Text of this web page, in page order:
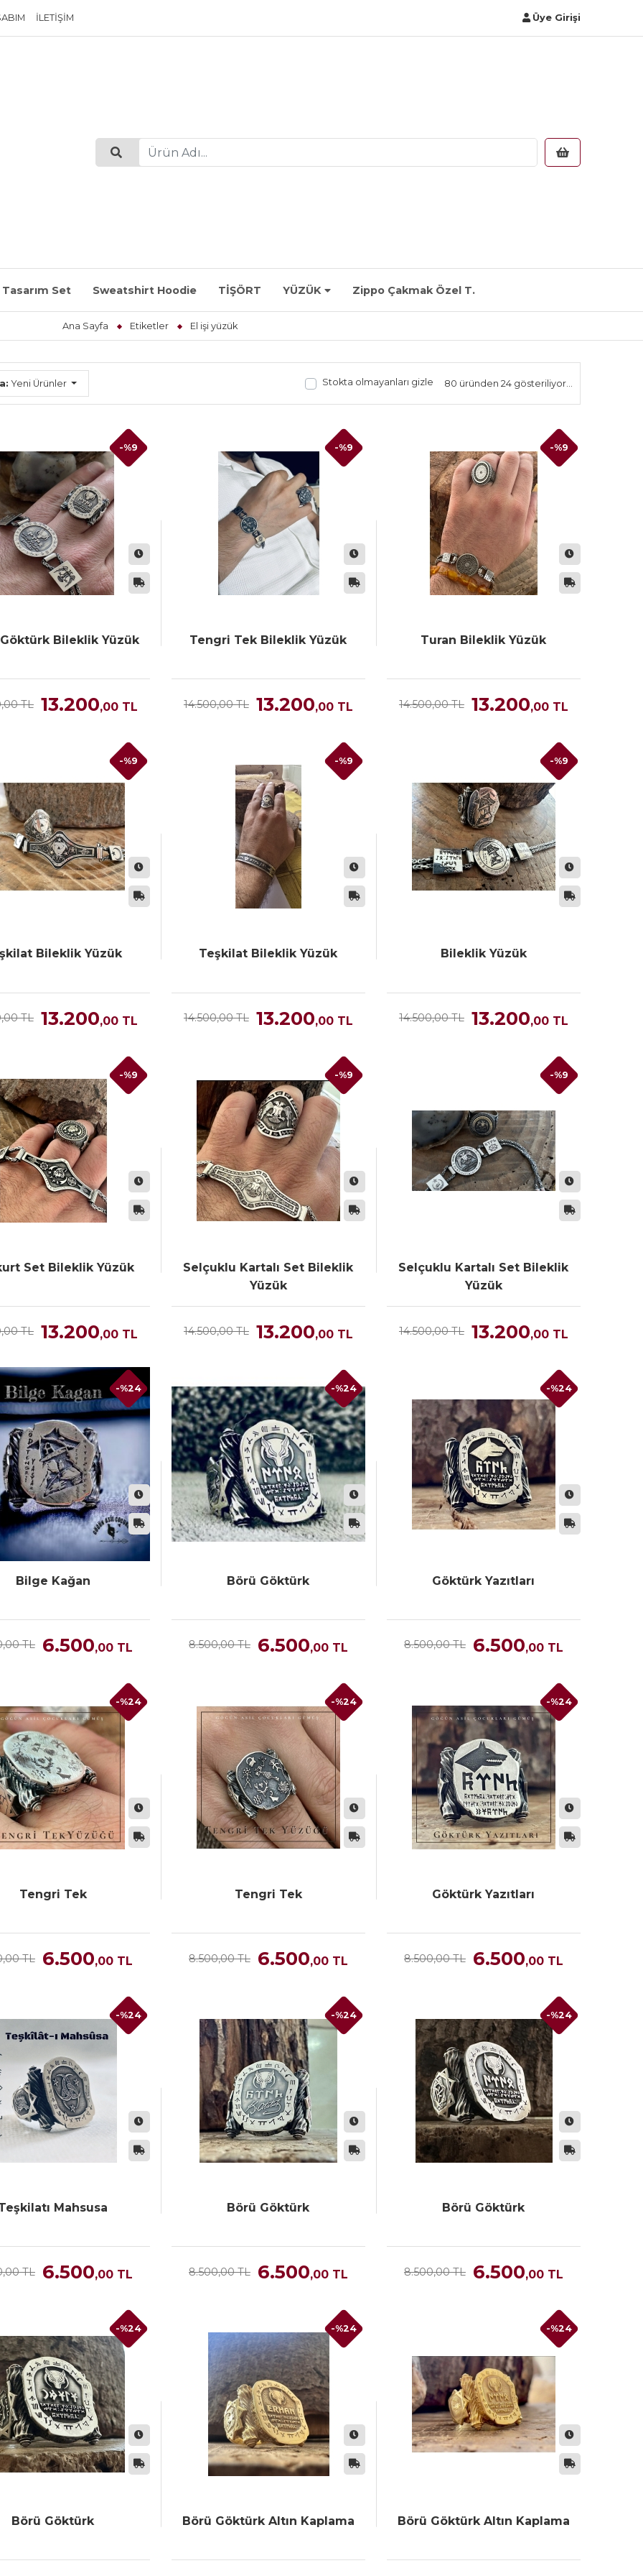
İLETIŞIM Üye Girişi
Set Sweatshirt Hoodie TİŞÖRT YÜZÜK Zippo Çakmak Özel T.
Ana Sayfa Etiketler El işi yüzük
Yeni Ürünler Stokta olmayanları gizle 80 üründen 24 gösteriliyor...
Bileklik Yüzük
TL 13.200,00TL
-%9
Tengri Tek Bileklik Yüzük
14.500,00 TL 13.200,00TL
-%9
Turan Bileklik Yüzük
14.500,00 TL 13.200,00TL
-%9
Bileklik Yüzük
TL 13.200,00TL
-%9
Teşkilat Bileklik Yüzük
14.500,00 TL 13.200,00TL
-%9
Bileklik Yüzük
14.500,00 TL 13.200,00TL
-%9
Set Bileklik Yüzük
TL 13.200,00TL
-%9
Selçuklu Kartalı Set Bileklik
Yüzük
14.500,00 TL 13.200,00TL
-%9
Selçuklu Kartalı Set Bileklik
Yüzük
14.500,00 TL 13.200,00TL
-%9
Bilge Kağan
TL 6.500,00TL
-%24
Börü Göktürk
8.500,00 TL 6.500,00TL
-%24
Göktürk Yazıtları
8.500,00 TL 6.500,00TL
-%24
Tengri Tek
TL 6.500,00TL
-%24
Tengri Tek
8.500,00 TL 6.500,00TL
-%24
Göktürk Yazıtları
8.500,00 TL 6.500,00TL
-%24
Mahsusa
TL 6.500,00TL
-%24
Börü Göktürk
8.500,00 TL 6.500,00TL
-%24
Börü Göktürk
8.500,00 TL 6.500,00TL
-%24
Börü Göktürk
-%24
Börü Göktürk Altın Kaplama
-%24
Börü Göktürk Altın Kaplama
-%24